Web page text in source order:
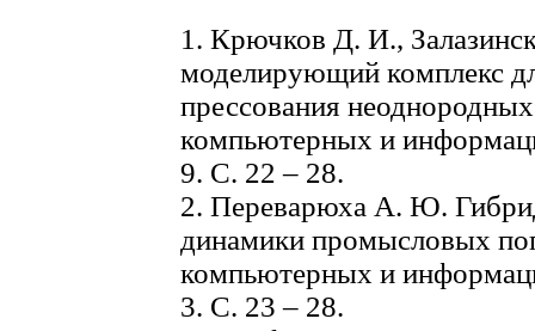
1. Крючков Д. И.,
моделирующий комплекс
прессования
компьютерных и
9. С. 22 – 28.
2. Переварюха А. Ю.
динамики промысловых
компьютерных и
3. С. 23 – 28.